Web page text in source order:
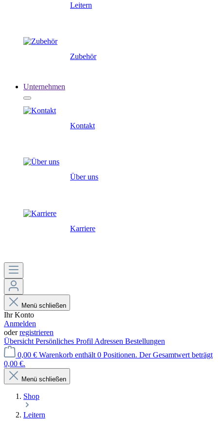
Leitern
Zubehör
Unternehmen
Kontakt
Über uns
Karriere
Menü schließen
Ihr Konto
Anmelden
oderregistrieren
Übersicht Persönliches Profil Adressen Bestellungen
0,00 € Warenkorb enthält 0 Positionen. Der Gesamtwert beträgt
0,00 €.
Menü schließen
Shop
Leitern